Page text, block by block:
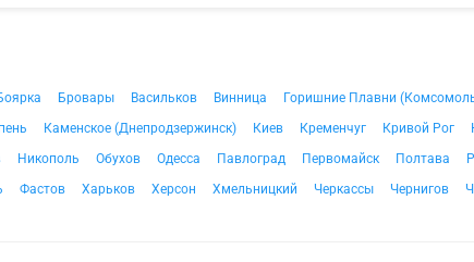
Бровары Васильков Винница Горишние Плавни
Каменское (Днепродзержинск) Киев Кременчуг Кривой Рог
Никополь Обухов Одесса Павлоград Первомайск Полтава
Фастов Харьков Херсон Хмельницкий Черкассы Чернигов